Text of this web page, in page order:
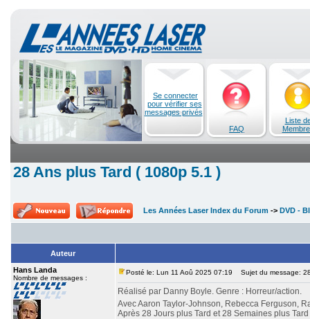
Se connecter
pour vérifier ses
messages privés
FAQ
Liste
28 Ans plus Tard ( 1080p 5.1 )
Les Années Laser Index du Forum -> DVD -
Auteur
Hans Landa
Nombre de messages :
Posté le: Lun 11 Aoû 2025 07:19 Sujet du message:
Réalisé par Danny Boyle. Genre : Horreur/action.
Avec Aaron Taylor-Johnson, Rebecca Ferguson,
Après 28 Jours plus Tard et 28 Semaines plus